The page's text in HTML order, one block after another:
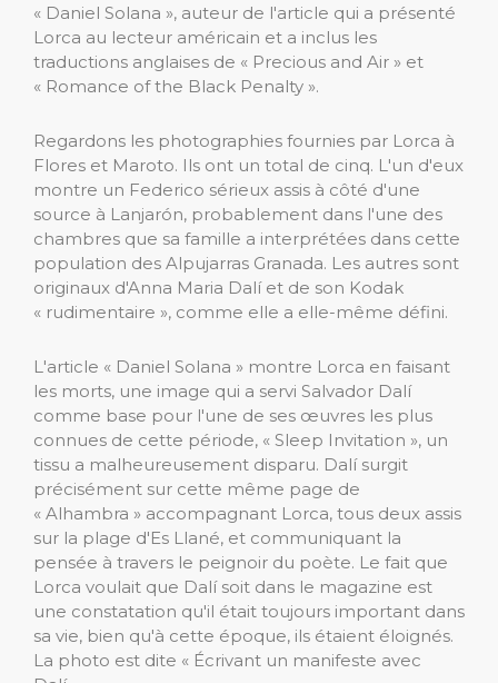
« Daniel Solana », auteur de l'article qui a présenté
Lorca au lecteur américain et a inclus les
traductions anglaises de « Precious and Air » et
« Romance of the Black Penalty ».
Regardons les photographies fournies par Lorca à
Flores et Maroto. Ils ont un total de cinq. L'un d'eux
montre un Federico sérieux assis à côté d'une
source à Lanjarón, probablement dans l'une des
chambres que sa famille a interprétées dans cette
population des Alpujarras Granada. Les autres sont
originaux d'Anna Maria Dalí et de son Kodak
« rudimentaire », comme elle a elle-même défini.
L'article « Daniel Solana » montre Lorca en faisant
les morts, une image qui a servi Salvador Dalí
comme base pour l'une de ses œuvres les plus
connues de cette période, « Sleep Invitation », un
tissu a malheureusement disparu. Dalí surgit
précisément sur cette même page de
« Alhambra » accompagnant Lorca, tous deux assis
sur la plage d'Es Llané, et communiquant la
pensée à travers le peignoir du poète. Le fait que
Lorca voulait que Dalí soit dans le magazine est
une constatation qu'il était toujours important dans
sa vie, bien qu'à cette époque, ils étaient éloignés.
La photo est dite « Écrivant un manifeste avec